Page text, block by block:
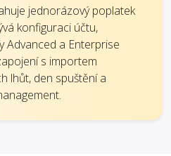
jednorázový poplatek
konfiguraci účtu,
Advanced a Enterprise
s importem
lhůt, den spuštění a